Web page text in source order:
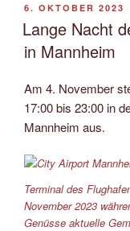
VERÖFFENTLICHT
AM
6. OKTOBER 2023
Lange Nacht
in Mannheim
Am 4. November
17:00 bis 23:00 in
Mannheim aus.
Terminal des
November 2023
Genüsse aktuelle